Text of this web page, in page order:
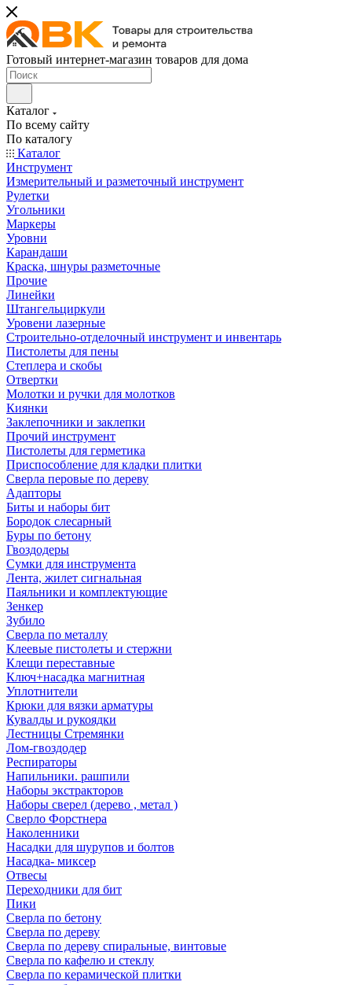
Готовый интернет-магазин товаров для дома
Каталог
По всему сайту
По каталогу
Каталог
Инструмент
Измерительный и разметочный инструмент
Рулетки
Угольники
Маркеры
Уровни
Карандаши
Краска, шнуры разметочные
Прочие
Линейки
Штангельциркули
Уровени лазерные
Строительно-отделочный инструмент и инвентарь
Пистолеты для пены
Степлера и скобы
Отвертки
Молотки и ручки для молотков
Киянки
Заклепочники и заклепки
Прочий инструмент
Пистолеты для герметика
Приспособление для кладки плитки
Сверла перовые по дереву
Адапторы
Биты и наборы бит
Бородок слесарный
Буры по бетону
Гвоздодеры
Сумки для инструмента
Лента, жилет сигнальная
Паяльники и комплектующие
Зенкер
Зубило
Сверла по металлу
Клеевые пистолеты и стержни
Клещи переставные
Ключ+насадка магнитная
Уплотнители
Крюки для вязки арматуры
Кувалды и рукоядки
Лестницы Стремянки
Лом-гвоздодер
Респираторы
Напильники. рашпили
Наборы экстракторов
Наборы сверел (дерево , метал )
Сверло Форстнера
Наколенники
Насадки для шурупов и болтов
Насадка- миксер
Отвесы
Переходники для бит
Пики
Сверла по бетону
Сверла по дереву
Сверла по дереву спиральные, винтовые
Сверла по кафелю и стеклу
Сверла по керамической плитки